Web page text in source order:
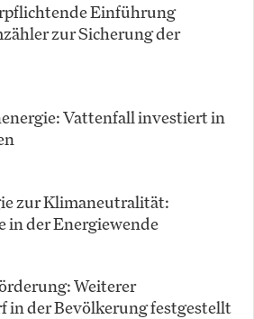
Einführung
zur Sicherung der
Vattenfall investiert in
zur Klimaneutralität:
in der Energiewende
Weiterer
in der Bevölkerung festgestellt